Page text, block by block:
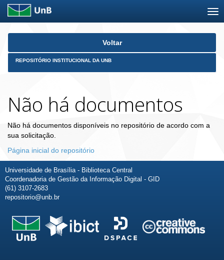
Skip
Voltar
REPOSITÓRIO INSTITUCIONAL DA UNB
Não há documentos
Não há documentos disponíveis no repositório de acordo com a
sua solicitação.
Página inicial do repositório
Universidade de Brasília - Biblioteca Central
Coordenadoria de Gestão da Informação Digital - GID
(61) 3107-2683
repositorio@unb.br